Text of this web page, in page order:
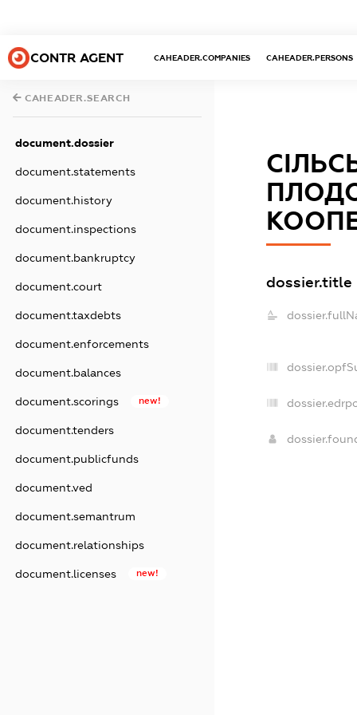
CONTR AGENT CAHEADER.COMPANIES CAHEADER.PERSONS
CAHEADER.SEARCH
document.dossier
document.statements
document.history
document.inspections
document.bankruptcy
document.court
document.taxdebts
document.enforcements
document.balances
document.scorings new!
document.tenders
document.publicfunds
document.ved
document.semantrum
document.relationships
document.licenses new!
dossier.title